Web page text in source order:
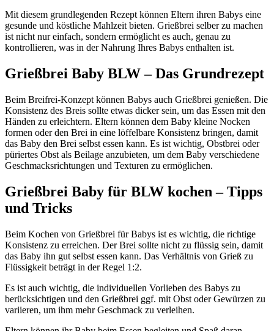
Mit diesem grundlegenden Rezept können Eltern ihren Babys eine
gesunde und köstliche Mahlzeit bieten. Grießbrei selber zu machen
ist nicht nur einfach, sondern ermöglicht es auch, genau zu
kontrollieren, was in der Nahrung Ihres Babys enthalten ist.
Grießbrei Baby BLW – Das Grundrezept
Beim Breifrei-Konzept können Babys auch Grießbrei genießen. Die
Konsistenz des Breis sollte etwas dicker sein, um das Essen mit den
Händen zu erleichtern. Eltern können dem Baby kleine Nocken
formen oder den Brei in eine löffelbare Konsistenz bringen, damit
das Baby den Brei selbst essen kann. Es ist wichtig, Obstbrei oder
püriertes Obst als Beilage anzubieten, um dem Baby verschiedene
Geschmacksrichtungen und Texturen zu ermöglichen.
Grießbrei Baby für BLW kochen – Tipps
und Tricks
Beim Kochen von Grießbrei für Babys ist es wichtig, die richtige
Konsistenz zu erreichen. Der Brei sollte nicht zu flüssig sein, damit
das Baby ihn gut selbst essen kann. Das Verhältnis von Grieß zu
Flüssigkeit beträgt in der Regel 1:2.
Es ist auch wichtig, die individuellen Vorlieben des Babys zu
berücksichtigen und den Grießbrei ggf. mit Obst oder Gewürzen zu
variieren, um ihm mehr Geschmack zu verleihen.